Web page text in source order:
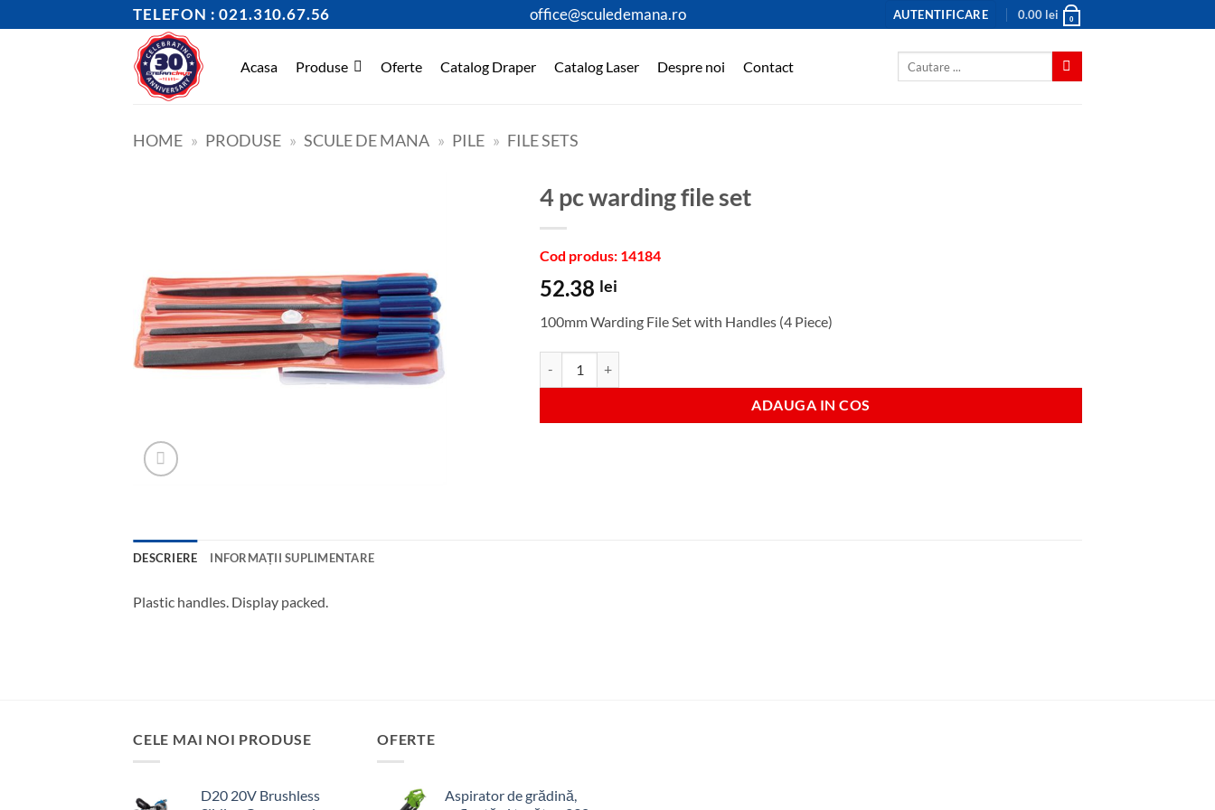
to
TELEFON : 021.310.67.56 office@sculedemana.ro AUTENTIFICARE 0.00 lei 0
Acasa Produse Oferte Catalog Draper Catalog Laser Despre noi Contact
HOME » PRODUSE » SCULE DE MANA » PILE » FILE SETS
4 pc warding file set
Cod produs: 14184
52.38 lei
100mm Warding File Set with Handles (4 Piece)
ADAUGA IN COS
DESCRIERE INFORMAȚII SUPLIMENTARE
Plastic handles. Display packed.
CELE MAI NOI PRODUSE
D20 20V Brushless
OFERTE
Aspirator de grădină,